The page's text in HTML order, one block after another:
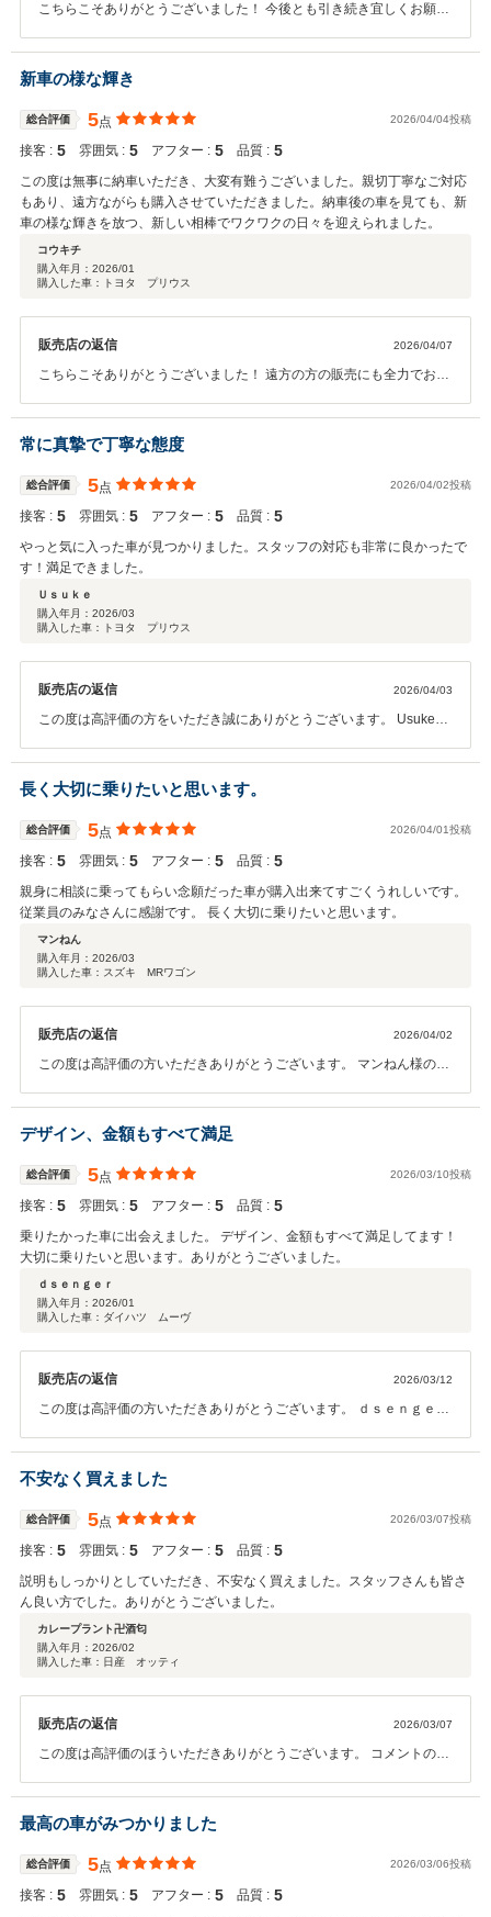
こちらこそありがとうございました！ 今後とも引き続き宜しくお願い
新車の様な輝き
総合評価 5点 2026/04/04投稿
接客 : 5 雰囲気 : 5 アフター : 5 品質 : 5
この度は無事に納車いただき、大変有難うございました。親切丁寧なご対応
もあり、遠方ながらも購入させていただきました。納車後の車を見ても、新
車の様な輝きを放つ、新しい相棒でワクワクの日々を迎えられました。
コウキチ
購入年月： 2026/01
購入した車：トヨタ プリウス
販売店の返信 2026/04/07
こちらこそありがとうございました！ 遠方の方の販売にも全力でお応
りください！
常に真摯で丁寧な態度
総合評価 5点 2026/04/02投稿
接客 : 5 雰囲気 : 5 アフター : 5 品質 : 5
やっと気に入った車が見つかりました。スタッフの対応も非常に良かったで
す！満足できました。
Ｕｓｕｋｅ
購入年月： 2026/03
購入した車：トヨタ プリウス
販売店の返信 2026/04/03
この度は高評価の方をいただき誠にありがとうございます。 Usuke様
後ともお車のことでなにかありましたらお気軽にご相談いただければ
と思います。
長く大切に乗りたいと思います。
総合評価 5点 2026/04/01投稿
接客 : 5 雰囲気 : 5 アフター : 5 品質 : 5
親身に相談に乗ってもらい念願だった車が購入出来てすごくうれしいです。
従業員のみなさんに感謝です。 長く大切に乗りたいと思います。
マンねん
購入年月： 2026/03
購入した車：スズキ MRワゴン
販売店の返信 2026/04/02
この度は高評価の方いただきありがとうございます。 マンねん様の良
とでなにかありましたらスタッフ一同誠意をもって対応させていただ
きますので何卒よろしくお願い致します。
デザイン、金額もすべて満足
総合評価 5点 2026/03/10投稿
接客 : 5 雰囲気 : 5 アフター : 5 品質 : 5
乗りたかった車に出会えました。 デザイン、金額もすべて満足してます！
大切に乗りたいと思います。ありがとうございました。
ｄｓｅｎｇｅｒ
購入年月： 2026/01
購入した車：ダイハツ ムーヴ
販売店の返信 2026/03/12
この度は高評価の方いただきありがとうございます。 ｄｓｅｎｇｅｒ
車のことでなにかありましたらお気軽にご連絡いただければと思いま
す。何卒よろしくお願い致します。
不安なく買えました
総合評価 5点 2026/03/07投稿
接客 : 5 雰囲気 : 5 アフター : 5 品質 : 5
説明もしっかりとしていただき、不安なく買えました。スタッフさんも皆さ
ん良い方でした。ありがとうございました。
カレープラント卍酒匂
購入年月： 2026/02
購入した車：日産 オッティ
販売店の返信 2026/03/07
この度は高評価のほういただきありがとうございます。 コメントの方
何か不安なことやご相談がありましたらお気軽にご連絡いただければ
と思います。何卒よろしくお願い致します。
最高の車がみつかりました
総合評価 5点 2026/03/06投稿
接客 : 5 雰囲気 : 5 アフター : 5 品質 : 5